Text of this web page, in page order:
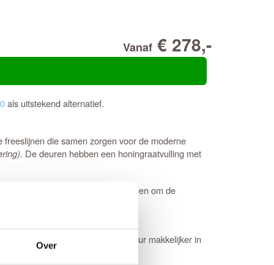
Over
Vanaf € 278,-
als uitstekend alternatief.
die samen zorgen voor de moderne
. De deuren hebben een honingraatvulling met
ook direct voorzien van boringen om de
2 mm waardoor de stompe deur makkelijker in